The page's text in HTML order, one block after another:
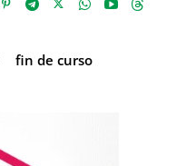
fin de curso